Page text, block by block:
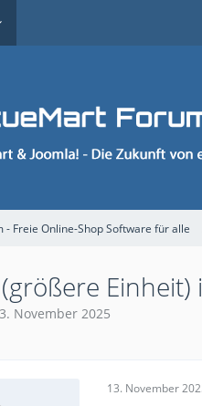
Freie Online-Shop Software für alle
November 2025
13. November